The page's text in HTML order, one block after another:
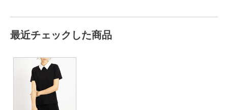
最近チェックした商品